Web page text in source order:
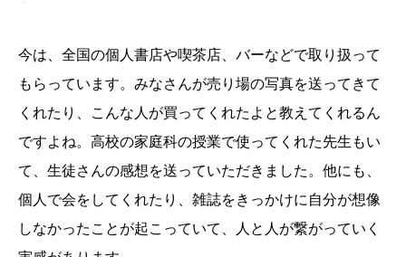
今は、全国の個人書店や喫茶店、バーなどで取り扱って
もらっています。みなさんが売り場の写真を送ってきて
くれたり、こんな人が買ってくれたよと教えてくれるん
ですよね。高校の家庭科の授業で使ってくれた先生もい
て、生徒さんの感想を送っていただきました。他にも、
個人で会をしてくれたり、雑誌をきっかけに自分が想像
しなかったことが起こっていて、人と人が繋がっていく